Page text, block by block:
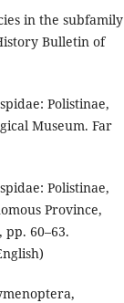
in the subfamily
Bulletin of
Polistinae,
Museum. Far
Polistinae,
Province,
60–63.